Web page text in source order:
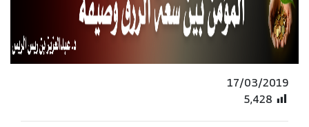
17/03/2019
5٬428